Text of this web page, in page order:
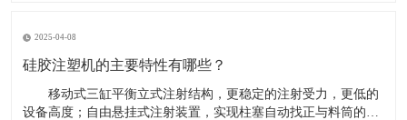
射成型机：又称垂直注射成型机，采用液态硅胶在垂直状态
2025-04-08
硅胶注塑机的主要特性有哪些？
移动式三缸平衡立式注射结构，更稳定的注射受力，更低的
设备高度；自由悬挂式注射装置，实现柱塞自动找正与料筒的对